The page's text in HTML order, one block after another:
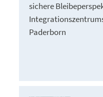
sichere
Paderborn